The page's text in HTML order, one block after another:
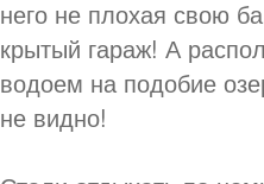
него не плохая свою
крытый гараж! А
водоем на подобие
не видно!